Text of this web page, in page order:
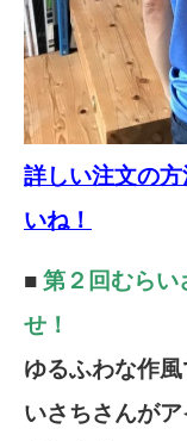
詳しい注文の
いね！
■ 第２回むらい
せ！
ゆるふわな作
いさちさんが